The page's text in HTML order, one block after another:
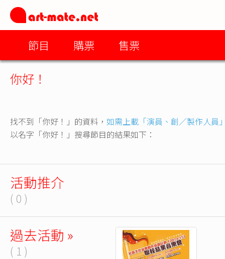
節目 購票 售票
你好！
找不到「你好！」的資料， 如需上載「演員、創／製作人員
以名字「你好！」搜尋節目的結果如下：
活動推介
( 0 )
過去活動 »
( 1 )